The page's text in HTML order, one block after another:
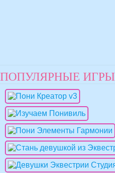
ПОПУЛЯРНЫЕ ИГРЫ